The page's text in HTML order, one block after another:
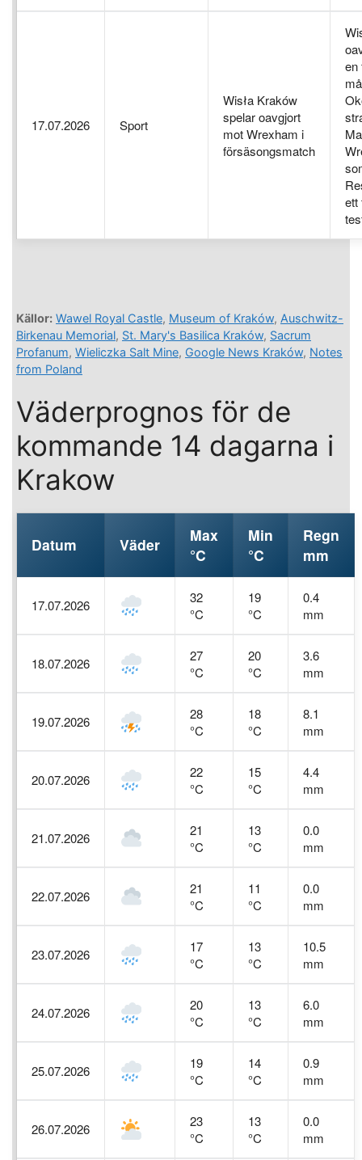
17.07.2026 Sport
Wisła Kraków
spelar oavgjort
mot Wrexham i
försäsongsmatch
en
ett
Källor: Wawel Royal Castle, Museum of Kraków, Auschwitz-
Birkenau Memorial, St. Mary's Basilica Kraków, Sacrum
Profanum, Wieliczka Salt Mine, Google News Kraków, Notes
from Poland
Väderprognos för de
kommande 14 dagarna i
Krakow
Datum Väder
Max
°C
Min
°C
Regn
mm
17.07.2026
32
°C
19
°C
0.4
mm
18.07.2026
27
°C
20
°C
3.6
mm
19.07.2026
28
°C
18
°C
8.1
mm
20.07.2026
22
°C
15
°C
4.4
mm
21.07.2026
21
°C
13
°C
0.0
mm
22.07.2026
21
°C
11
°C
0.0
mm
23.07.2026
17
°C
13
°C
10.5
mm
24.07.2026
20
°C
13
°C
6.0
mm
25.07.2026
19
°C
14
°C
0.9
mm
26.07.2026
23
°C
13
°C
0.0
mm